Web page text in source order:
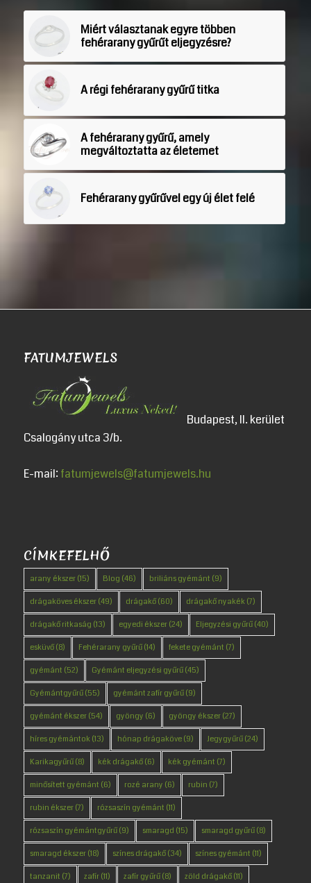
Miért választanak egyre többen
fehérarany gyűrűt eljegyzésre?
A régi fehérarany gyűrű titka
A fehérarany gyűrű, amely
megváltoztatta az életemet
Fehérarany gyűrűvel egy új élet felé
FATUMJEWELS
Budapest, II. kerület
Csalogány utca 3/b.
E-mail: fatumjewels@fatumjewels.hu
CÍMKEFELHŐ
arany ékszer(15) Blog (46) briliáns gyémánt (9)
drágaköves ékszer(49) drágakő(60) drágakő nyakék(7)
drágakő ritkaság (13) egyedi ékszer(24) Eljegyzési gyűrű(40)
esküvő(8) Fehérarany gyűrű(14) fekete gyémánt (7)
gyémánt (52) Gyémánt eljegyzési gyűrű(45)
Gyémántgyűrű(55) gyémánt zafír gyűrű(9)
gyémánt ékszer(54) gyöngy (6) gyöngy ékszer(27)
híres gyémántok(13) hónap drágaköve(9) Jegygyűrű(24)
Karikagyűrű(8) kék drágakő(6) kék gyémánt (7)
minősített gyémánt (6) rozé arany (6) rubin (7)
rubin ékszer(7) rózsaszín gyémánt (11)
rózsaszín gyémántgyűrű(9) smaragd (15) smaragd gyűrű(8)
smaragd ékszer(18) színes drágakő(34) színes gyémánt (11)
tanzanit (7) zafír(11) zafír gyűrű(8) zöld drágakő(11)